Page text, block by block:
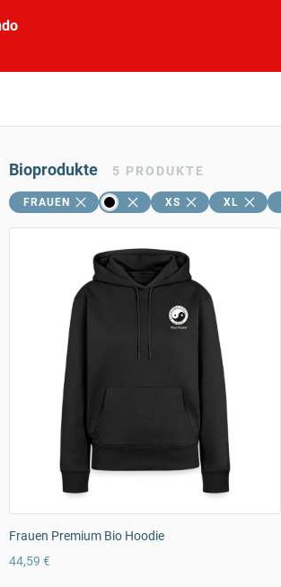
Bioprodukte 5 PRODUKTE
FRAUEN XS XL
Frauen Premium Bio Hoodie
44,59 €